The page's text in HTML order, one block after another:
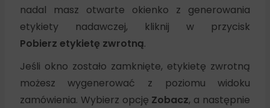
nadal masz otwarte okienko z generowania
etykiety nadawczej, kliknij w przycisk
Pobierz etykietę zwrotną.
Jeśli okno zostało zamknięte, etykietę zwrotną
możesz wygenerować z poziomu widoku
zamówienia. Wybierz opcję Zobacz, a następnie